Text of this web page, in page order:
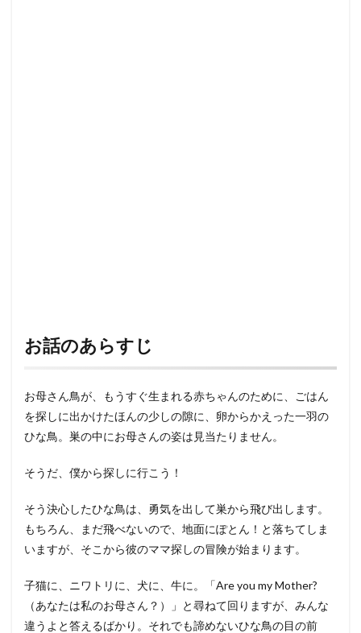
お話のあらすじ
お母さん鳥が、もうすぐ生まれる赤ちゃんのために、ごはん
を探しに出かけたほんの少しの隙に、卵からかえった一羽の
ひな鳥。巣の中にお母さんの姿は見当たりません。
そうだ、僕から探しに行こう！
そう決心したひな鳥は、勇気を出して巣から飛び出します。
もちろん、まだ飛べないので、地面にぽとん！と落ちてしま
いますが、そこから彼のママ探しの冒険が始まります。
子猫に、ニワトリに、犬に、牛に。「Are you my Mother?
（あなたは私のお母さん？）」と尋ねて回りますが、みんな
違うよと答えるばかり。それでも諦めないひな鳥の目の前